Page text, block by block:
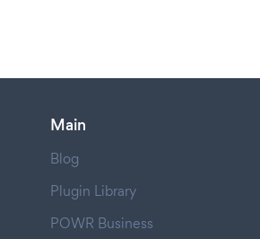
Main
Blog
Plugin Library
POWR Business